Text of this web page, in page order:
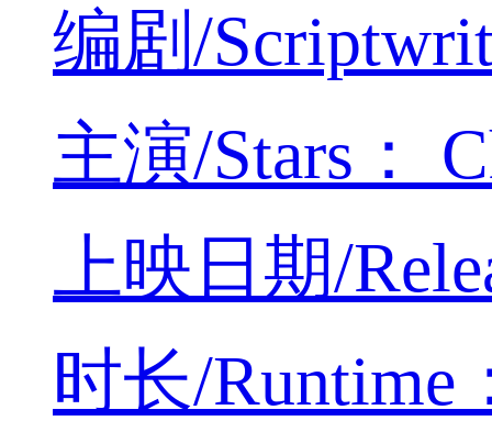
编剧/
主演/Stars：
上映日期/
时长/Runtime